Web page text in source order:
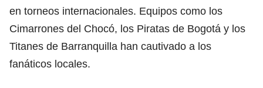
en torneos internacionales. Equipos como los
Cimarrones del Chocó, los Piratas de Bogotá y los
Titanes de Barranquilla han cautivado a los
fanáticos locales.